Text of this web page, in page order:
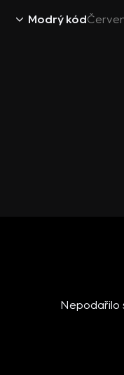
Modrý kód
Nepodařilo